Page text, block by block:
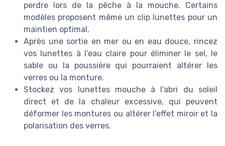
perdre lors de la pêche à la mouche. Certains
modèles proposent même un clip lunettes pour un
maintien optimal.
Après une sortie en mer ou en eau douce, rincez
vos lunettes à l’eau claire pour éliminer le sel, le
sable ou la poussière qui pourraient altérer les
verres ou la monture.
Stockez vos lunettes mouche à l’abri du soleil
direct et de la chaleur excessive, qui peuvent
déformer les montures ou altérer l’effet miroir et la
polarisation des verres.